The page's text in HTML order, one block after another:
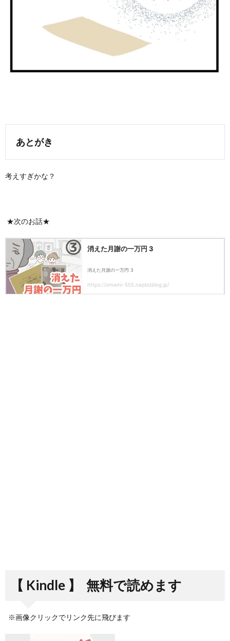
あとがき
考えすぎかな？
★次のお話★
【 Kindle 】 無料で読めます
※画像クリックでリンク先に飛びます